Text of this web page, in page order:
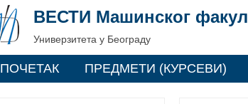
ВЕСТИ Машинског
Универзитета у Београду
ПОЧЕТАК ПРЕДМЕТИ (КУРСЕВИ)